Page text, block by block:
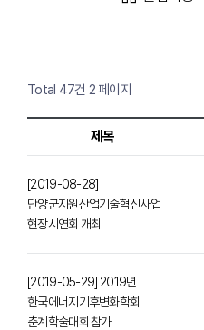
Total 47건 2 페이지
제목
[2019-08-28]
단양군지원산업기술혁신사업
현장시연회 개최
[2019-05-29] 2019년
한국에너지기후변화학회
춘계학술대회 참가